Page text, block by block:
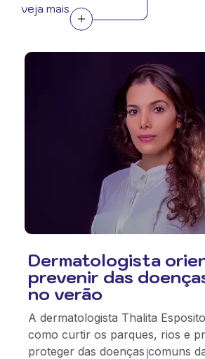
veja mais
Dermatologista
prevenir das
no verão
A dermatologista Thalita
como curtir os parques, rios e
proteger das doenças comuns